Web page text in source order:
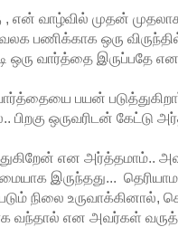
என் வாழ்வில் முதன்
பணிக்காக ஒரு
ஒரு வார்த்தை இருப்பதே
பயன்
பிறகு ஒருவரிடன்
என அர்த்தமாம்..
இருந்தது...
நிலை
வந்தால் என அவர்கள்